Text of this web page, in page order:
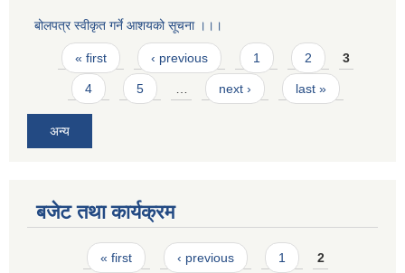
बोलपत्र स्वीकृत गर्ने आशयको सूचना ।।।
Pages
« first ‹ previous 1 2 3
4 5 … next › last »
अन्य
बजेट तथा कार्यक्रम
Pages« first ‹ previous 1 2